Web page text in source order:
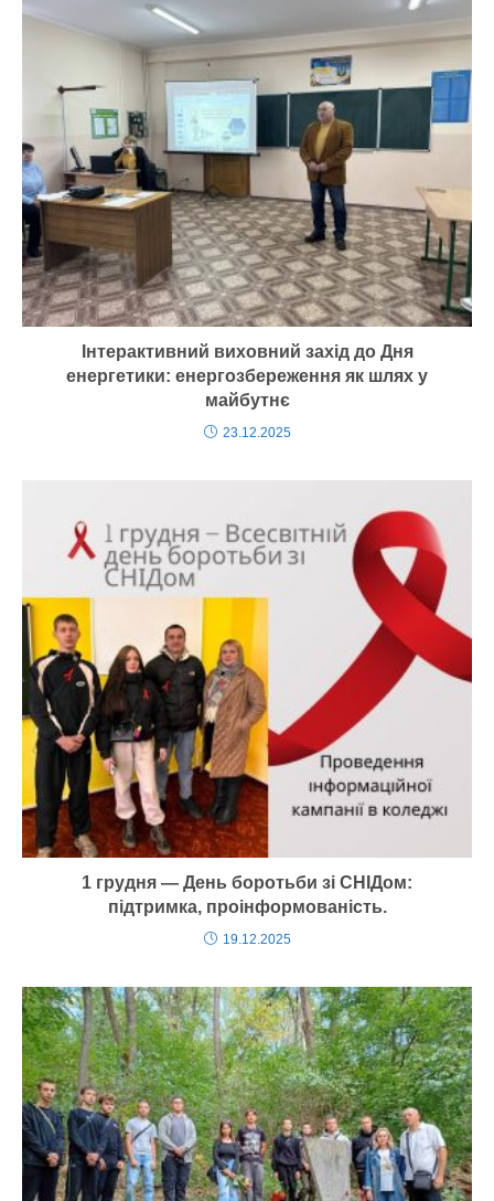
k
т
и
с
я
Інтерактивний виховний захід до Дня
енергетики: енергозбереження як шлях у
майбутнє
23.12.2025
1 грудня — День боротьби зі СНІДом:
підтримка, проінформованість.
19.12.2025